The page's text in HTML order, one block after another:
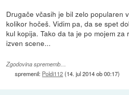
Drugače včasih je bil zelo popularen
kolikor hočeš. Vidim pa, da se spet
kul kopija. Tako da ta je po mojem za
izven scene...
Zgodovina sprememb…
spremenil: Poldi112(14. jul 2014 ob 00:17)